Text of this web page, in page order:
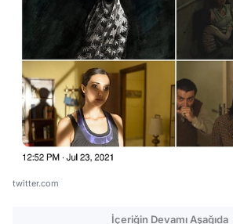
twitter.com
İçeriğin Devamı Aşağıda